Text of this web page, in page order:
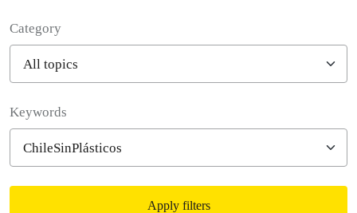
Category
Keywords
Apply filters